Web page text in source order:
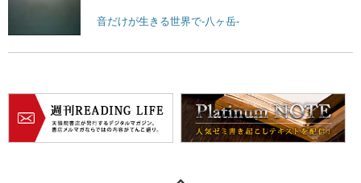
音だけが生きる世界で-八ヶ岳-